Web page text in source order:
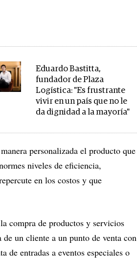
Eduardo Bastitta,
fundador de Plaza
Logística: "Es frustrante
vivir en un país que no le
da dignidad a la mayoría"
personalizada el producto que
niveles de eficiencia,
en los costos y que
compra de productos y servicios
un cliente a un punto de venta con
de entradas a eventos especiales o